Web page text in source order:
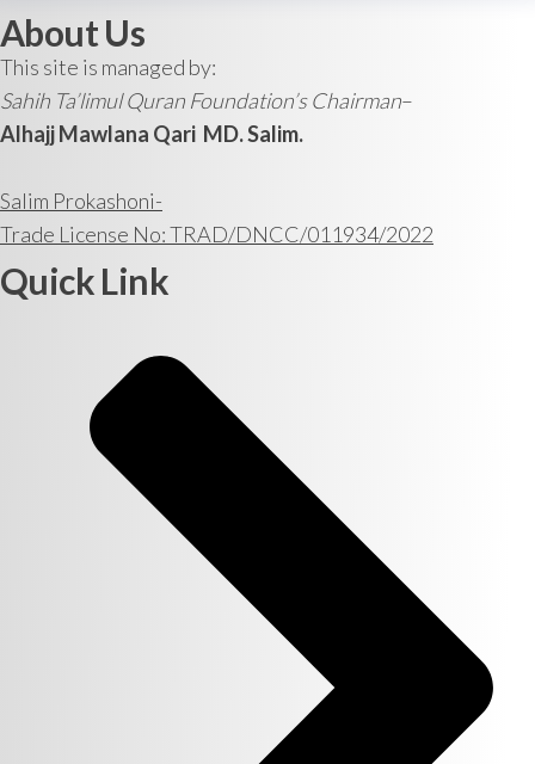
About Us
This site is managed by:
Sahih Ta’limul Quran Foundation’s Chairman–
Alhajj Mawlana Qari MD. Salim.
Salim Prokashoni-
Trade License No: TRAD/DNCC/011934/2022
Quick Link